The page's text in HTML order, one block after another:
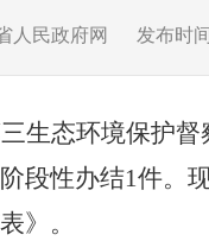
人民政府网 发布时
生态环境保护督
阶段性办结1件。
》。